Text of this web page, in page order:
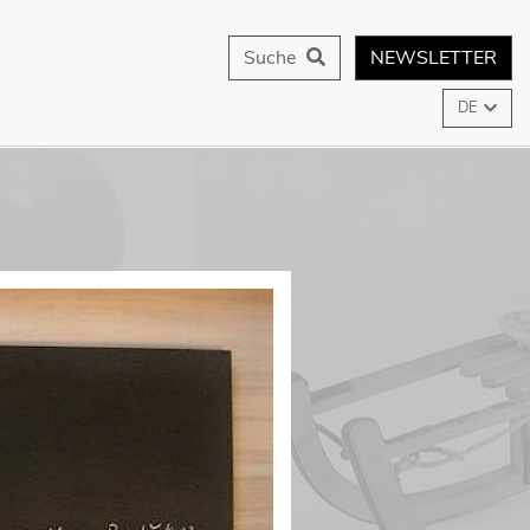
NEWSLETTER
Suche
DE